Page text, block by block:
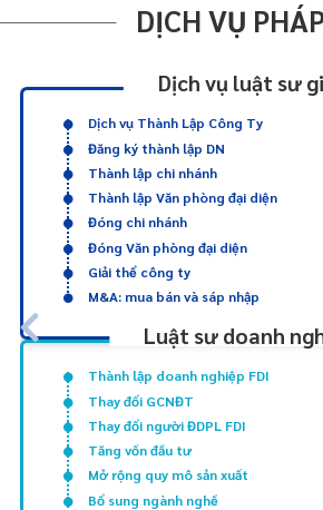
DỊCH VỤ
Dịch vụ luật sư
Dịch vụ Thành Lập Công Ty
Đăng ký thành lập DN
Thành lập chi nhánh
Thành lập Văn phòng đại diện
Đóng chi nhánh
Đóng Văn phòng đại diện
Giải thể công ty
M&A: mua bán và sáp nhập
Luật sư doanh
Thành lập doanh nghiệp FDI
Thay đổi GCNĐT
Thay đổi người ĐDPL FDI
Tăng vốn đầu tư
Mở rộng quy mô sản xuất
Bổ sung ngành nghề